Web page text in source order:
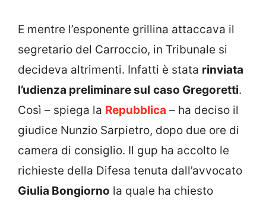
E mentre l’esponente grillina attaccava il
segretario del Carroccio, in Tribunale si
decideva altrimenti. Infatti è stata rinviata
l’udienza preliminare sul caso Gregoretti.
Così – spiega la Repubblica – ha deciso il
giudice Nunzio Sarpietro, dopo due ore di
camera di consiglio. Il gup ha accolto le
richieste della Difesa tenuta dall’avvocato
Giulia Bongiorno la quale ha chiesto